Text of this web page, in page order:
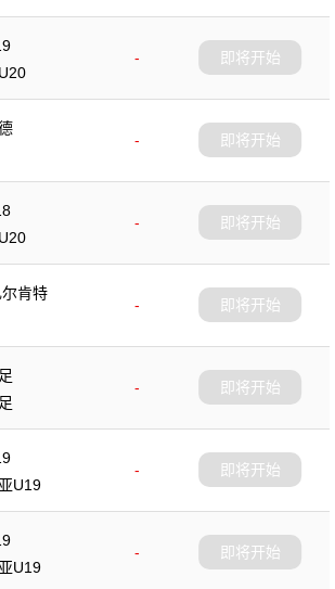
-
即将开始
-
即将开始
-
即将开始
肯特
-
即将开始
-
即将开始
-
U19
即将开始
-
U19
即将开始